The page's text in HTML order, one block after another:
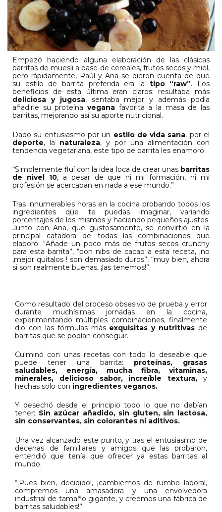
Empezó haciendo alguna elaboración de las clásicas
barritas de muesli a base de cereales, frutos secos y miel,
pero rápidamente, Raúl y Ana se dieron cuenta de que
su estilo de barrita preferida era la tipo “raw”. Los
beneficios de esta última eran claros: resultaba más
deliciosa y jugosa, sentaba mejor y además podía
añadirle su proteína vegana favorita a la masa de las
barritas, mejorando así su aporte nutricional.
Dado su entusiasmo por un estilo de vida sana, por el
deporte, la naturaleza, y por una alimentación con
tendencia vegetariana, este tipo de barrita les enamoró.
“Simplemente fluí con la idea loca de crear unas barritas
de nivel 10, a pesar de que ni mi formación, ni mi
profesión se acercaban en nada a ese mundo.”
Tras innumerables horas en la cocina probando todos los
ingredientes que te puedas imaginar, variando
porcentajes de los mismos y haciendo pequeños ajustes.
Junto con Ana, que gustosamente, se convirtió en la
principal catadora de todas las combinaciones que
elaboró: “Añade un poco más de frutos secos crunchy
para esta barrita”, “pon nibs de cacao a esta receta, ¡no
,mejor quitalos ! son demasiado duros”, “muy bien, ahora
si son realmente buenas, ¡las tenemos!”.
Como resultado del proceso obsesivo de prueba y error
durante muchísimas jornadas en la cocina,
experimentando múltiples combinaciones, finalmente
dio con las fórmulas másexquisitas y nutritivas de
barritas que se podían conseguir.
Culminó con unas recetas con todo lo deseable que
puede tener una barrita: proteínas, grasas
saludables, energía, mucha fibra, vitaminas,
minerales, delicioso sabor, increíble textura, y
hechas solo con ingredientes veganos.
Y desechó desde el principio todo lo que no debían
tener: Sin azúcar añadido, sin gluten, sin lactosa,
sin conservantes, sin colorantes ni aditivos.
Una vez alcanzado este punto, y tras el entusiasmo de
decenas de familiares y amigos que las probaron,
entendió que tenía que ofrecer ya estas barritas al
mundo.
“¡Pues bien, decidido!, ¡cambiemos de rumbo laboral,
compremos una amasadora y una envolvedora
industrial de tamaño gigante, y creemos una fábrica de
barritas saludables!”